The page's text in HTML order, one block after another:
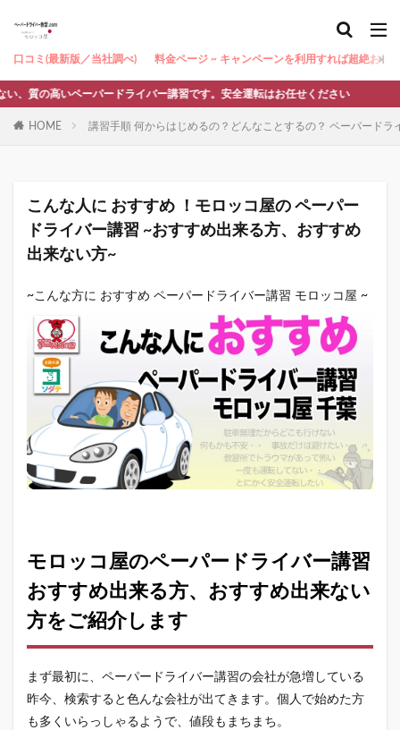
口コミ(最新版／当社調べ) 料金ページ ~ キャンペーンを利用すれば超絶お得 ~
の高いペーパードライバー講習です。安全運転はお任せください
HOME 講習手順 何からはじめるの？どんなことするの？ ペーパードラ
こんな人に おすすめ ！モロッコ屋の ペーパー
ドライバー講習 ~おすすめ出来る方、おすすめ
出来ない方~
~こんな方に おすすめ ペーパードライバー講習 モロッコ屋 ~
モロッコ屋のペーパードライバー講習
おすすめ出来る方、おすすめ出来ない
方をご紹介します
まず最初に、ペーパードライバー講習の会社が急増している
昨今、検索すると色んな会社が出てきます。個人で始めた方
も多くいらっしゃるようで、値段もまちまち。